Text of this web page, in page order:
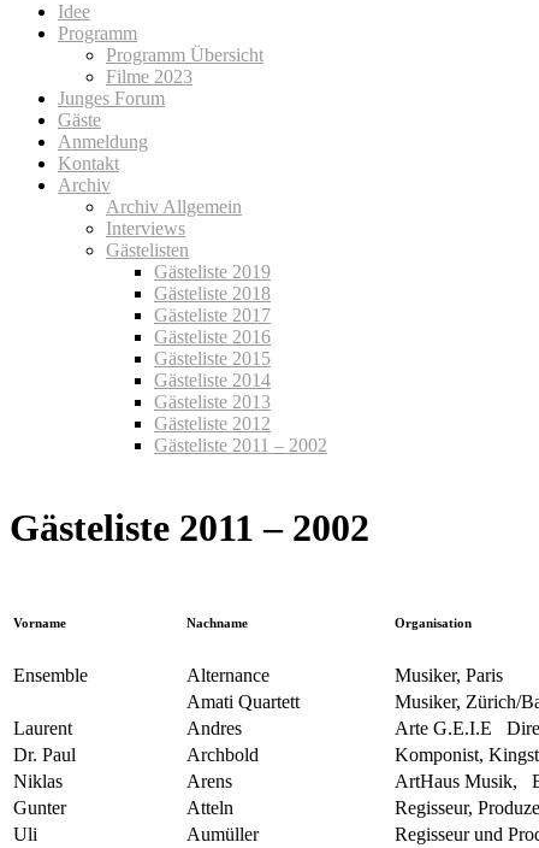
Idee
Programm
Programm Übersicht
Filme 2023
Junges Forum
Gäste
Anmeldung
Kontakt
Archiv
Archiv Allgemein
Interviews
Gästelisten
Gästeliste 2019
Gästeliste 2018
Gästeliste 2017
Gästeliste 2016
Gästeliste 2015
Gästeliste 2014
Gästeliste 2013
Gästeliste 2012
Gästeliste 2011 – 2002
Gästeliste 2011 – 2002
Vorname Nachname Organisation
Ensemble Alternance
Musiker, Paris
Amati Quartett
Musiker, Zürich/
Laurent
Andres
Arte G.E.I.E
Dr. Paul
Archbold
Komponist,
Niklas
Arens
ArtHaus Musik,
Gunter
Atteln
Regisseur,
Uli
Aumüller
Regisseur und